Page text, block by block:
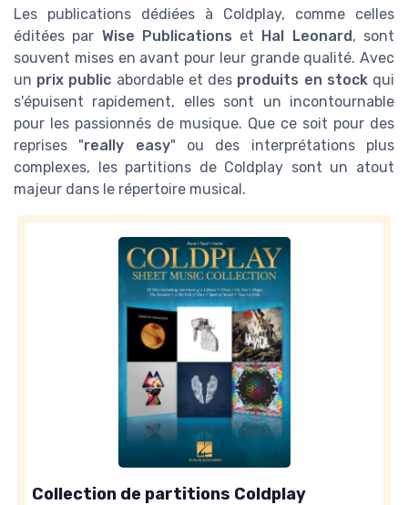
Les publications dédiées à Coldplay, comme celles
éditées par Wise Publications et Hal Leonard , sont
souvent mises en avant pour leur grande qualité. Avec
un prix public abordable et des produits en stockqui
s'épuisent rapidement, elles sont un incontournable
pour les passionnés de musique. Que ce soit pour des
reprises "really easy" ou des interprétations plus
complexes, les partitions de Coldplay sont un atout
majeur dans le répertoire musical.
Collection de partitions Coldplay